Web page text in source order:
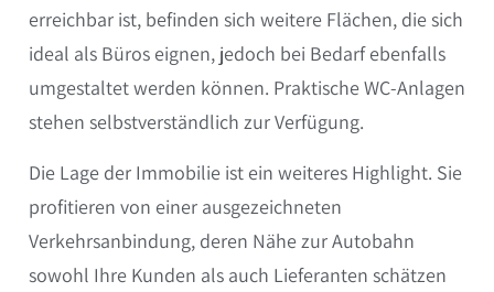
erreichbar ist, befinden sich weitere Flächen, die sich
ideal als Büros eignen, jedoch bei Bedarf ebenfalls
umgestaltet werden können. Praktische WC-Anlagen
stehen selbstverständlich zur Verfügung.
Die Lage der Immobilie ist ein weiteres Highlight. Sie
profitieren von einer ausgezeichneten
Verkehrsanbindung, deren Nähe zur Autobahn
sowohl Ihre Kunden als auch Lieferanten schätzen